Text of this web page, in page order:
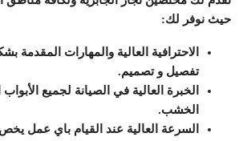
حيث نوفر لك:
الاحترافية العالية والمهارات
تفصيل و تصميم.
الخبرة العالية في الصيانة لجميع
الخشب.
السرعة العالية عند القيام باي عمل